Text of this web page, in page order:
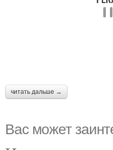
читать дальше →
Вас может